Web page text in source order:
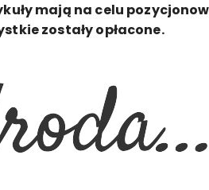
mają na celu
zostały opłacone.